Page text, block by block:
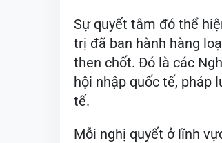
Sự quyết tâm đó thể
trị đã ban hành hàng
then chốt. Đó là các
hội nhập quốc tế, pháp
tế.
Mỗi nghị quyết ở lĩnh